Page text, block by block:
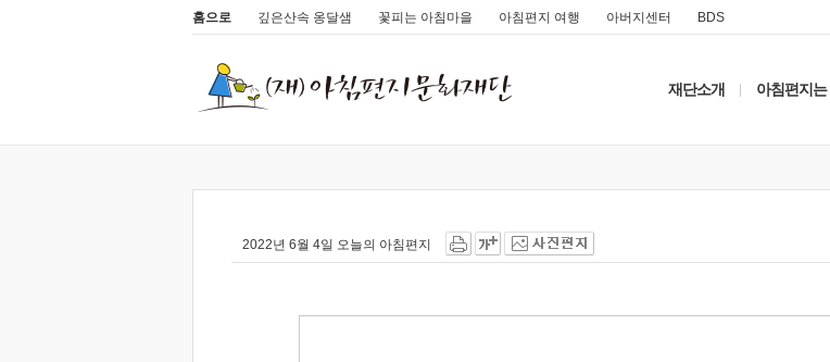
홈으로 깊은산속 옹달샘 꽃피는 아침마을 아침편지 여행 아버지센터 BDS
재단소개 아침편지는
2022년 6월 4일 오늘의 아침편지